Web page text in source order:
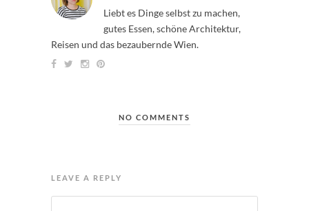
Liebt es Dinge selbst zu machen,
gutes Essen, schöne Architektur,
Reisen und das bezaubernde Wien.
NO COMMENTS
LEAVE A REPLY